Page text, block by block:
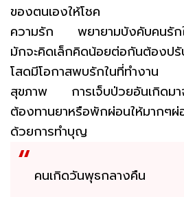
ของตนเองให้โชค
ความรัก พยายามบังคับคนรัก
มักจะคิดเล็กคิดน้อยต่อกันต้อง
โสดมีโอกาสพบรักในที่ทำงาน
สุขภาพ การเจ็บป่วยอันเกิดมา
ต้องทานยาหรือพักผ่อนให้มากๆผ่
ด้วยการทำบุญ
คนเกิดวันพุธกลางคืน